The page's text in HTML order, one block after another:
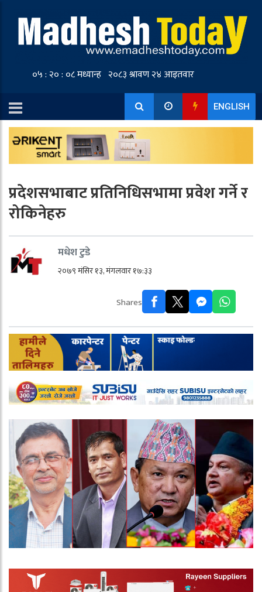
ENGLISH
प्रदेशसभाबाट प्रतिनिधिसभामा प्रवेश गर्ने र
रोकिनेहरु
मधेश टुडे
२०७९ मंसिर १३, मंगलवार १७:३३
Shares